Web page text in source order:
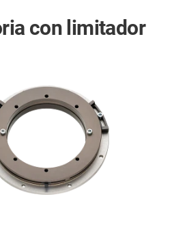
con limitador